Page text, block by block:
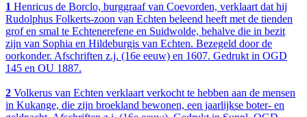
1 Henricus de Borclo, burggraaf van Coevorden, verklaart dat hij
Rudolphus Folkerts-zoon van Echten beleend heeft met de tienden
grof en smal te Echtenerefene en Suidwolde, behalve die in bezit
zijn van Sophia en Hildeburgis van Echten. Bezegeld door de
oorkonder. Afschriften z.j. (16e eeuw) en 1607. Gedrukt in OGD
145 en OU 1887.
2 Volkerus van Echten verklaart verkocht te hebben aan de mensen
in Kukange, die zijn broekland bewonen, een jaarlijkse boter- en